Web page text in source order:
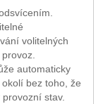
volitelných
automaticky
bez toho, že
stav.